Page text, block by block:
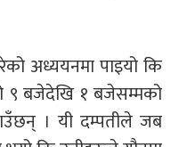
अध्ययनमा पाइयो कि
९ बजेदेखि १ बजेसम्मको
। यी दम्पतीले जब